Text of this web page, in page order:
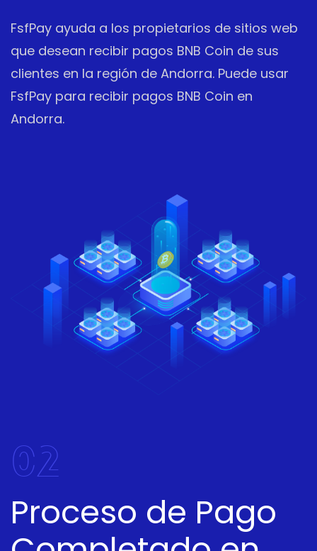
FsfPay ayuda a los propietarios de sitios web
que desean recibir pagos BNB Coin de sus
clientes en la región de Andorra. Puede usar
FsfPay para recibir pagos BNB Coin en
Andorra.
02
Proceso de Pago